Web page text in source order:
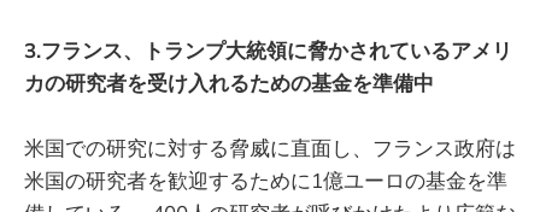
3.フランス、トランプ大統領に脅かされているアメリ
カの研究者を受け入れるための基金を準備中
米国での研究に対する脅威に直面し、フランス政府は
米国の研究者を歓迎するために1億ユーロの基金を準